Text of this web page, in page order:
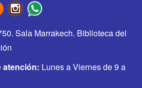
Sala Marrakech. Biblioteca del
atención: Lunes a Viernes de 9 a